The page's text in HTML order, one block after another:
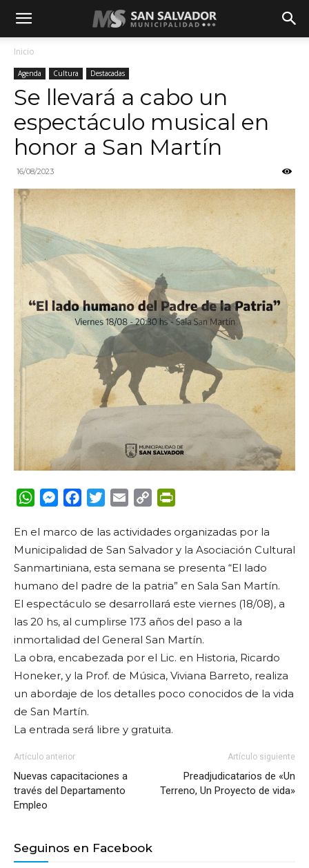
Inicio
Agenda Cultura Destacadas
Se llevará a cabo un
espectáculo musical en
honor a San Martín
16/08/2023
WhatsApp
Messenger
FacebookTwitterEmail Copy
En el marco de las actividades organizadas por la
Municipalidad de San Salvador y la Asociación Cultural
Sanmartiniana, esta semana se presenta “El lado
humano del padre de la patria” en Sala San Martín.
El espectáculo se desarrollará este viernes (18/08), a
las 20 hs, al cumplirse 173 años del paso a la
inmortalidad del General San Martín.
La obra, encabezada por el Lic. en Historia, Ricardo
Honeker, y la Prof. de Música, Viviana Barreto, realiza
un abordaje de los detalles poco conocidos de la vida
de San Martín.
La entrada será libre y gratuita.
Artículo anterior
Nuevas capacitaciones a
través del Departamento
Empleo
Artículo siguiente
Preadjudicatarios de «Un
Terreno, Un Proyecto de vida»
Seguinos en Facebook